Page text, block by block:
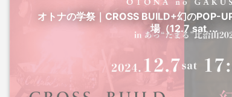
オトナの学祭｜CROSS BUILD+幻のPOP-
場（12.7 sat ...